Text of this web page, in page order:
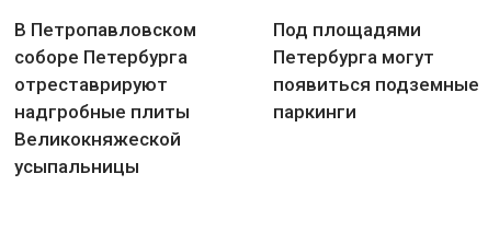
В Петропавловском
соборе Петербурга
отреставрируют
надгробные плиты
Великокняжеской
усыпальницы
Под площадями
Петербурга могут
появиться подземные
паркинги